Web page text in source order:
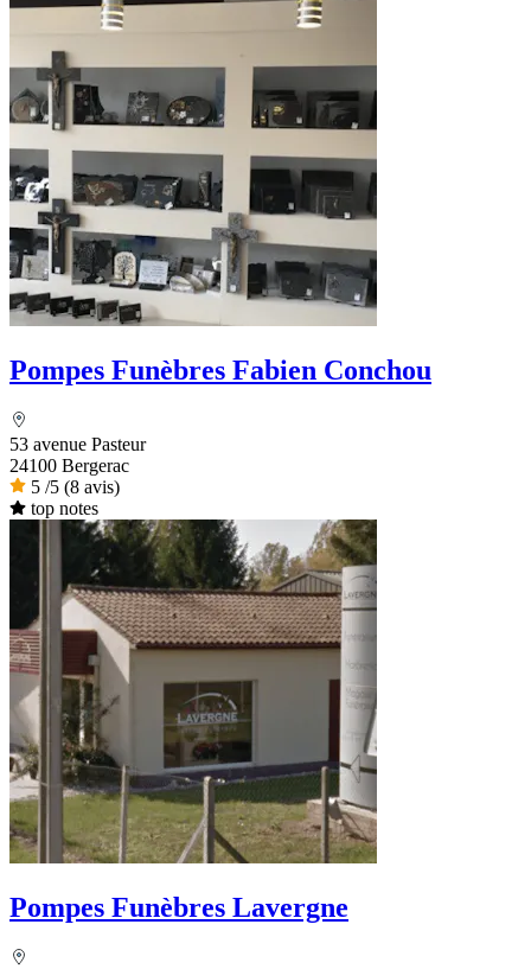
Pompes Funèbres Fabien Conchou
53 avenue Pasteur
24100 Bergerac
5 /5 (8 avis)
top notes
Pompes Funèbres Lavergne